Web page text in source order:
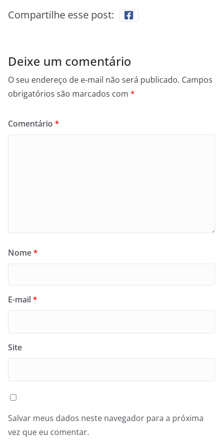
Compartilhe esse post:
Deixe um comentário
O seu endereço de e-mail não será publicado. Campos
obrigatórios são marcados com *
Comentário *
Nome*
E-mail*
Site
Salvar meus dados neste navegador para a próxima
vez que eu comentar.